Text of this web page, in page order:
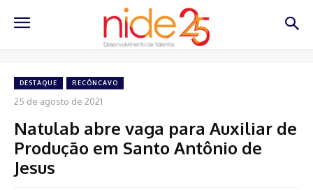
DESTAQUE RECÔNCAVO
25 de agosto de 2021
Natulab abre vaga para Auxiliar de
Produção em Santo Antônio de
Jesus